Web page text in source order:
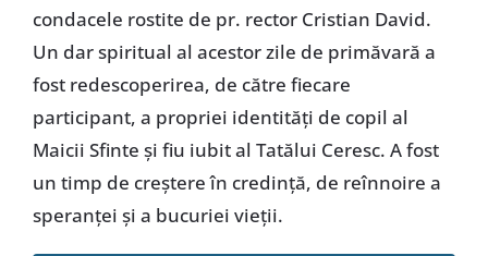
condacele rostite de pr. rector Cristian David.
Un dar spiritual al acestor zile de primăvară a
fost redescoperirea, de către fiecare
participant, a propriei identități de copil al
Maicii Sfinte și fiu iubit al Tatălui Ceresc. A fost
un timp de creștere în credință, de reînnoire a
speranței și a bucuriei vieții.